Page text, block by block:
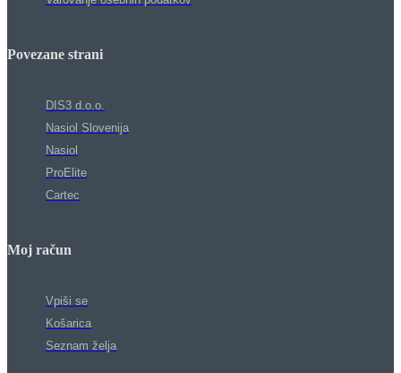
Povezane strani
DIS3 d.o.o.
Nasiol Slovenija
Nasiol
ProElite
Cartec
Moj račun
Vpiši se
Košarica
Seznam želja